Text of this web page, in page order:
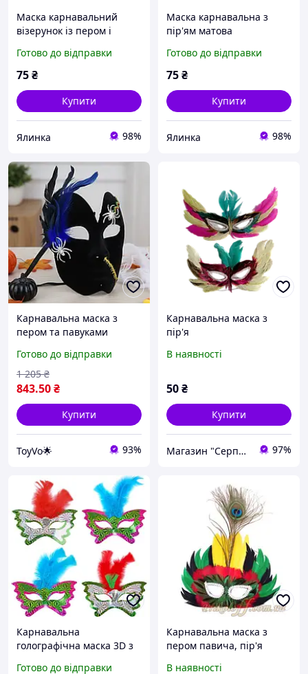
Маска карнавальний
візерунок із пером і
Готово до відправки
75₴
Купити
Ялинка 98%
Маска карнавальна з
пір'ям матова
Готово до відправки
75₴
Купити
Ялинка 98%
Карнавальна маска з
пером та павуками
маска на Хелловін /
Косплей маска
маскарадна
Готово до відправки
843.50₴
1 205 ₴
Купити
ToyVo🌟 93%
Карнавальна маска з
пір'я
В наявності
50₴
Купити
Магазин "Серпантін" 97%
Карнавальна
голографічна маска 3D з
Готово до відправки
Карнавальна маска з
пером павича, пір'я
В наявності